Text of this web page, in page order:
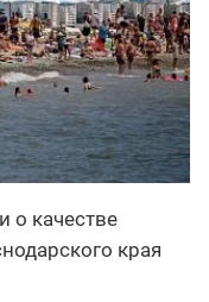
о качестве
края